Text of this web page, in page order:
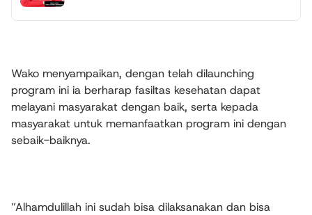
‎Wako menyampaikan, dengan telah dilaunching
program ini ia berharap fasiltas kesehatan dapat
melayani masyarakat dengan baik, serta kepada
masyarakat untuk memanfaatkan program ini dengan
sebaik-baiknya.
‎”Alhamdulillah ini sudah bisa dilaksanakan dan bisa